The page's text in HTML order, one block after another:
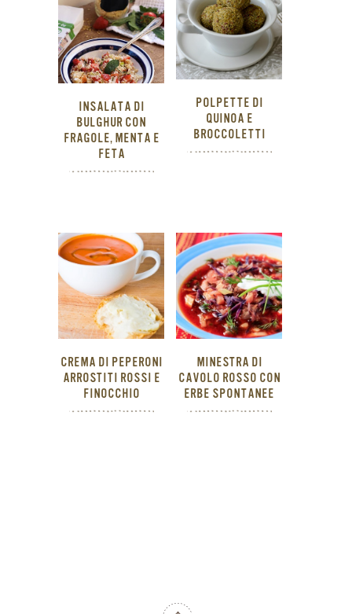
INSALATA DI
BULGHUR CON
FRAGOLE, MENTA E
FETA
POLPETTE DI
QUINOA E
BROCCOLETTI
CREMA DI PEPERONI
ARROSTITI ROSSI E
FINOCCHIO
MINESTRA DI
CAVOLO ROSSO CON
ERBE SPONTANEE